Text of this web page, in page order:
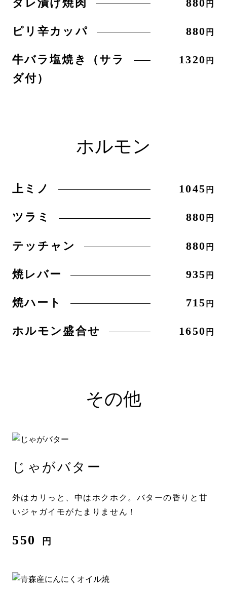
タレ漬け焼肉 880 円
ピリ辛カッパ 880 円
牛バラ塩焼き（サラ
ダ付）
1320 円
ホルモン
上ミノ 1045 円
ツラミ 880 円
テッチャン 880 円
焼レバー 935 円
焼ハート 715 円
ホルモン盛合せ 1650 円
その他
じゃがバター
外はカリっと、中はホクホク。バターの香りと甘
いジャガイモがたまりません！
550 円